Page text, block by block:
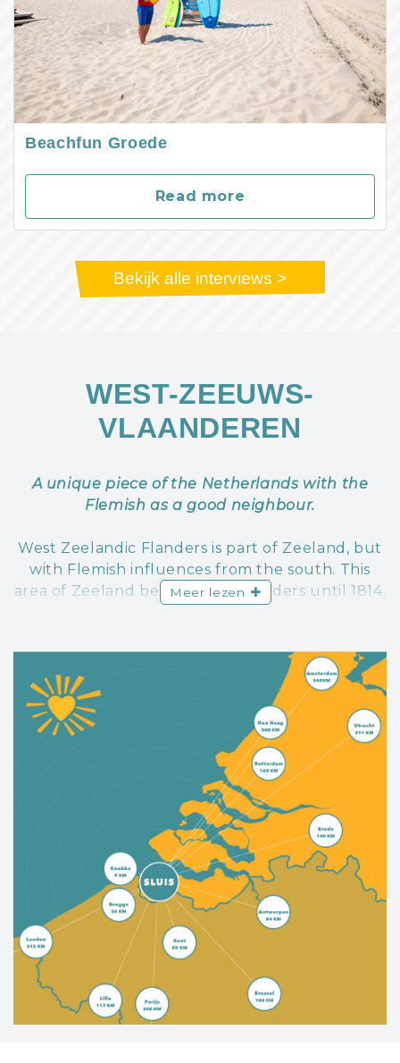
Beachfun Groede
Read more
Bekijk alle interviews >
WEST-ZEEUWS-
VLAANDEREN
A unique piece of the Netherlands with the
Flemish as a good neighbour.
West Zeelandic Flanders is part of Zeeland, but
with Flemish influences from the south. This
area of Zeeland belonged to Flanders until 1814.
"epicurean" atmosphere.
West Zeelandic Flanders offers the best of both
worlds; a rich cultural history, picturesque
towns and villages, miles of sandy beaches,
beautiful bike trails, rugged nature—this place
has it all.
Meer lezen